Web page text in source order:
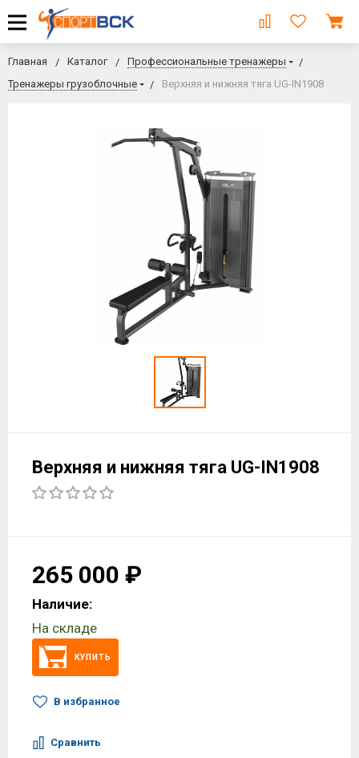
Главная Каталог
Профессиональные тренажеры
Тренажеры грузоблочные
Верхняя и нижняя тяга UG-IN1908
Верхняя и нижняя тяга UG-IN1908
265 000 ₽
Наличие:
На складе
КУПИТЬ
В избранное
Сравнить